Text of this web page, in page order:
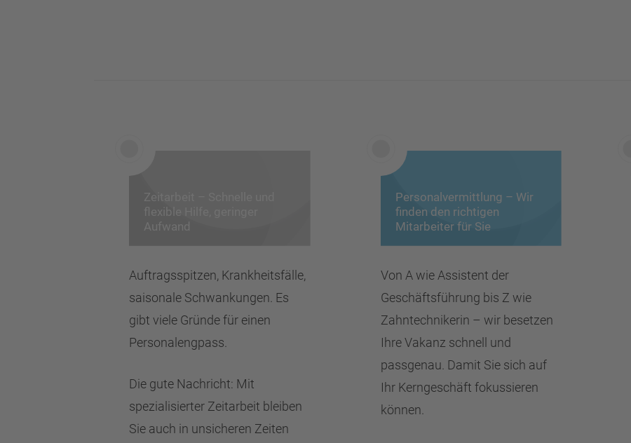
Zeitarbeit – Schnelle und
flexible Hilfe, geringer
Aufwand
Auftragsspitzen, Krankheitsfälle,
saisonale Schwankungen. Es
gibt viele Gründe für einen
Personalengpass.
Die gute Nachricht: Mit
spezialisierter Zeitarbeit bleiben
Sie auch in unsicheren Zeiten
Personalvermittlung – Wir
finden den richtigen
Mitarbeiter für Sie
Von A wie Assistent der
Geschäftsführung bis Z wie
Zahntechnikerin – wir besetzen
Ihre Vakanz schnell und
passgenau. Damit Sie sich auf
Ihr Kerngeschäft fokussieren
können.